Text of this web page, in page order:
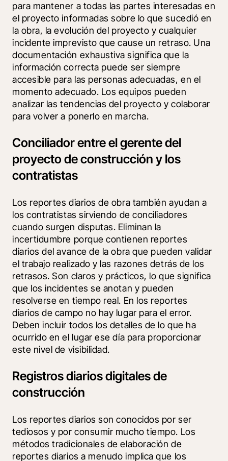
para mantener a todas las partes interesadas en
el proyecto informadas sobre lo que sucedió en
la obra, la evolución del proyecto y cualquier
incidente imprevisto que cause un retraso. Una
documentación exhaustiva significa que la
información correcta puede ser siempre
accesible para las personas adecuadas, en el
momento adecuado. Los equipos pueden
analizar las tendencias del proyecto y colaborar
para volver a ponerlo en marcha.
Conciliador entre el gerente del
proyecto de construcción y los
contratistas
Los reportes diarios de obra también ayudan a
los contratistas sirviendo de conciliadores
cuando surgen disputas. Eliminan la
incertidumbre porque contienen reportes
diarios del avance de la obra que pueden validar
el trabajo realizado y las razones detrás de los
retrasos. Son claros y prácticos, lo que significa
que los incidentes se anotan y pueden
resolverse en tiempo real. En los reportes
diarios de campo no hay lugar para el error.
Deben incluir todos los detalles de lo que ha
ocurrido en el lugar ese día para proporcionar
este nivel de visibilidad.
Registros diarios digitales de
construcción​​​​​​​
Los reportes diarios son conocidos por ser
tediosos y por consumir mucho tiempo. Los
métodos tradicionales de elaboración de
reportes diarios a menudo implica que los